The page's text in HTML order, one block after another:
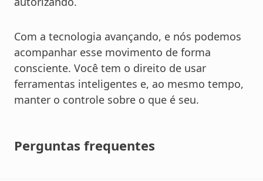
Com a tecnologia avançando, e nós podemos
acompanhar esse movimento de forma
consciente. Você tem o direito de usar
ferramentas inteligentes e, ao mesmo tempo,
manter o controle sobre o que é seu.
Perguntas frequentes